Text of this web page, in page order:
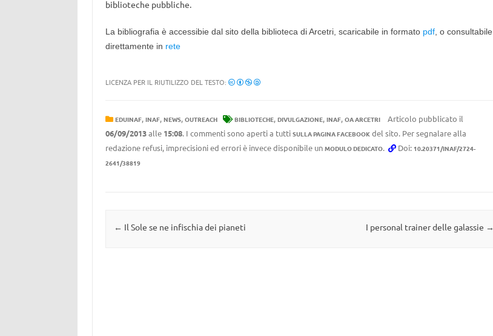
biblioteche pubbliche.
La bibliografia è accessibie dal sito della biblioteca di Arcetri, scaricabile in formato pdf, o consultabile
direttamente in rete
LICENZA PER IL RIUTILIZZO DEL TESTO:
EDUINAF, INAF, NEWS, OUTREACH BIBLIOTECHE, DIVULGAZIONE, INAF, OA ARCETRI
Articolo pubblicato il
06/09/2013alle 15:08. I commenti sono aperti a tutti SULLA PAGINA FACEBOOKdel sito. Per segnalare alla
redazione refusi, imprecisioni ed errori è invece disponibile un MODULO DEDICATO. Doi: 10.20371/INAF/2724-
2641/38819
Navigazione articolo
← Il Sole se ne infischia dei pianeti I personal trainer delle galassie →